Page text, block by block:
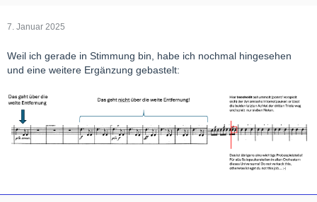
7. Januar 2025
Weil ich gerade in Stimmung bin, habe ich nochmal hingesehen
und eine weitere Ergänzung gebastelt: